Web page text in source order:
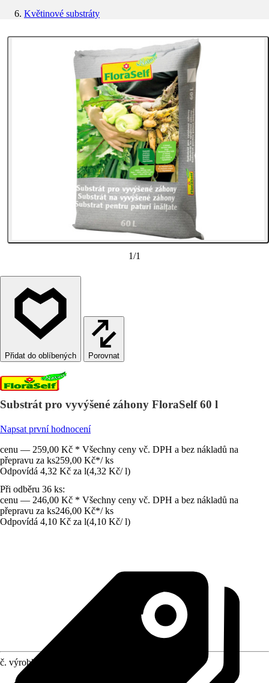
Květinové substráty
1/1
Porovnat
Substrát pro vyvýšené záhony FloraSelf 60 l
Napsat první hodnocení
cenu — 259,00 Kč * Všechny ceny vč. DPH a bez nákladů na
přepravu za ks259,00 Kč*/ ks
Odpovídá 4,32 Kč za l(4,32 Kč/ l)
Při odběru 36 ks:
cenu — 246,00 Kč * Všechny ceny vč. DPH a bez nákladů na
přepravu za ks246,00 Kč*/ ks
Odpovídá 4,10 Kč za l(4,10 Kč/ l)
č. výrobku